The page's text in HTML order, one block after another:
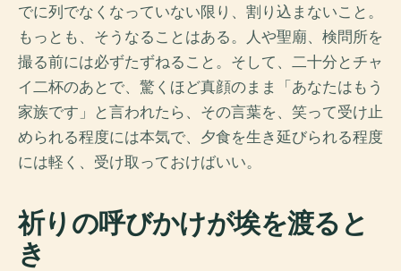
でに列でなくなっていない限り、割り込まないこと。
もっとも、そうなることはある。人や聖廟、検問所を
撮る前には必ずたずねること。そして、二十分とチャ
イ二杯のあとで、驚くほど真顔のまま「あなたはもう
家族です」と言われたら、その言葉を、笑って受け止
められる程度には本気で、夕食を生き延びられる程度
には軽く、受け取っておけばいい。
祈りの呼びかけが埃を渡ると
き